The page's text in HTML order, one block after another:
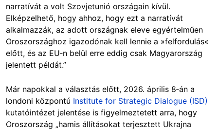
narratívát a volt Szovjetunió országain kívül.
Elképzelhető, hogy ahhoz, hogy ezt a narratívát
alkalmazzák, az adott országnak eleve egyértelműen
Oroszországhoz igazodónak kell lennie a »felfordulás«
előtt, és az EU‑n belül erre eddig csak Magyarország
jelentett példát.”
Már napokkal a választás előtt, 2026. április 8‑án a
londoni központú Institute for Strategic Dialogue (ISD)
kutatóintézet jelentése is figyelmeztetett arra, hogy
Oroszország „hamis állításokat terjesztett Ukrajna